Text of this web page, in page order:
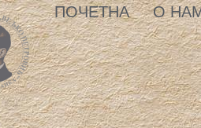
ПОЧЕТНА О